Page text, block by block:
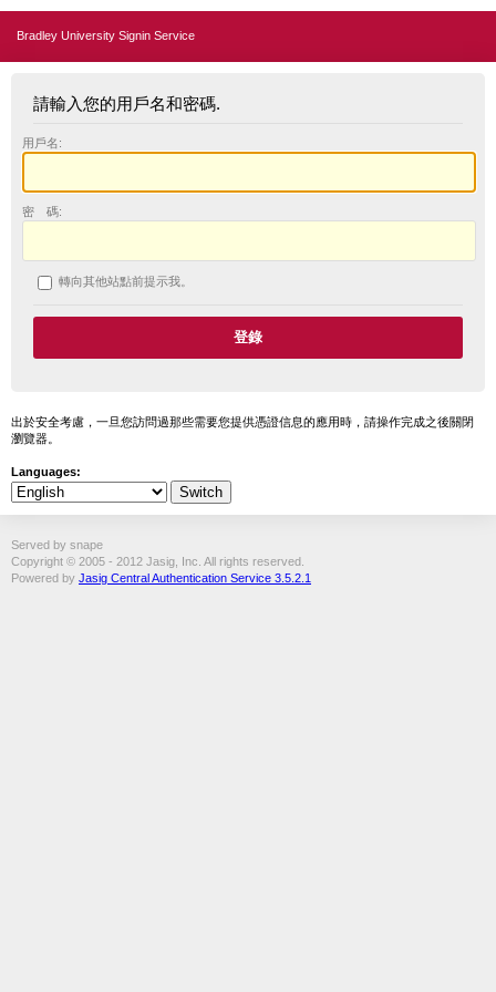
Bradley University Signin Service
請輸入您的用戶名和密碼.
用戶名:
密 碼:
轉向其他站點前提示我。
出於安全考慮，一旦您訪問過那些需要您提供憑證信息的應用時，請操作完成之後關閉
瀏覽器。
Languages:
Served by snape
Copyright © 2005 - 2012 Jasig, Inc. All rights reserved.
Powered by Jasig Central Authentication Service 3.5.2.1